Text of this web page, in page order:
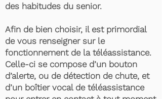
des habitudes du senior.
Afin de bien choisir, il est primordial
de vous renseigner sur le
fonctionnement de la téléassistance.
Celle-ci se compose d’un bouton
d’alerte, ou de détection de chute, et
d’un boîtier vocal de téléassistance